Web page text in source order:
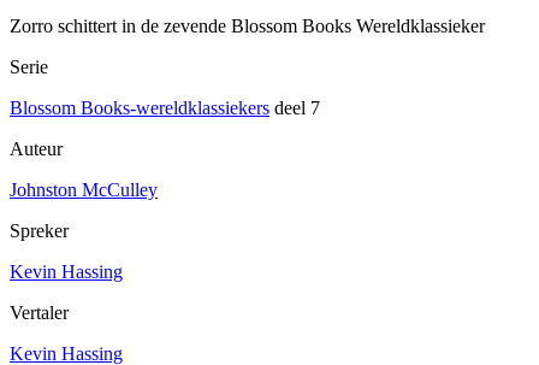
Zorro schittert in de zevende Blossom Books Wereldklassieker
Serie
Blossom Books-wereldklassiekers deel 7
Auteur
Johnston McCulley
Spreker
Kevin Hassing
Vertaler
Kevin Hassing